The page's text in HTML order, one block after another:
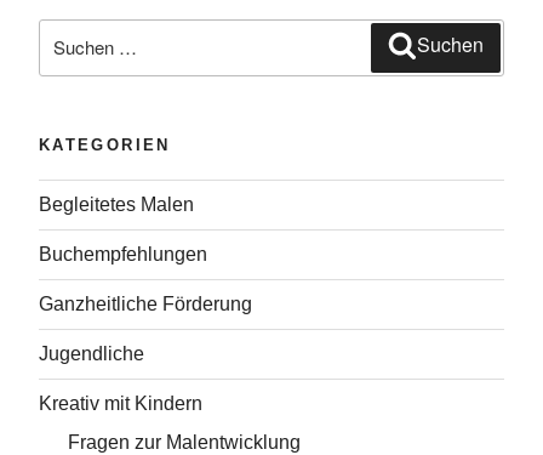
Suchen
KATEGORIEN
Begleitetes Malen
Buchempfehlungen
Ganzheitliche Förderung
Jugendliche
Kreativ mit Kindern
Fragen zur Malentwicklung